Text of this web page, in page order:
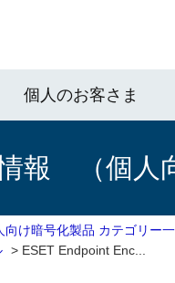
個人のお客さま
報 （個人
向け暗号化製品 カテゴリー
> ESET Endpoint Enc...